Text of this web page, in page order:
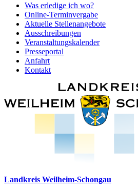
Was erledige ich wo?
Online-Terminvergabe
Aktuelle Stellenangebote
Ausschreibungen
Veranstaltungskalender
Presseportal
Anfahrt
Kontakt
Landkreis Weilheim-Schongau